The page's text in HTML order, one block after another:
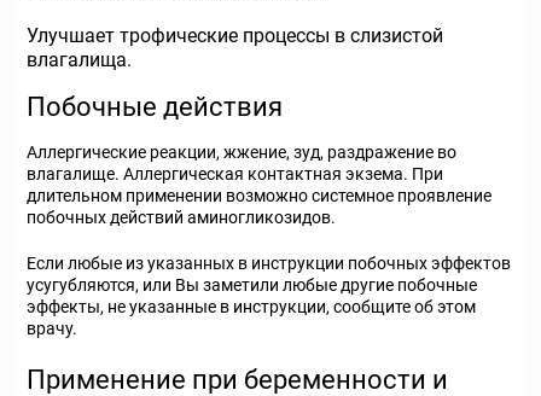
Улучшает трофические процессы в слизистой
влагалища.
Побочные действия
Аллергические реакции, жжение, зуд, раздражение во
влагалище. Аллергическая контактная экзема. При
длительном применении возможно системное проявление
побочных действий аминогликозидов.
Если любые из указанных в инструкции побочных эффектов
усугубляются, или Вы заметили любые другие побочные
эффекты, не указанные в инструкции, сообщите об этом
врачу.
Применение при беременности и